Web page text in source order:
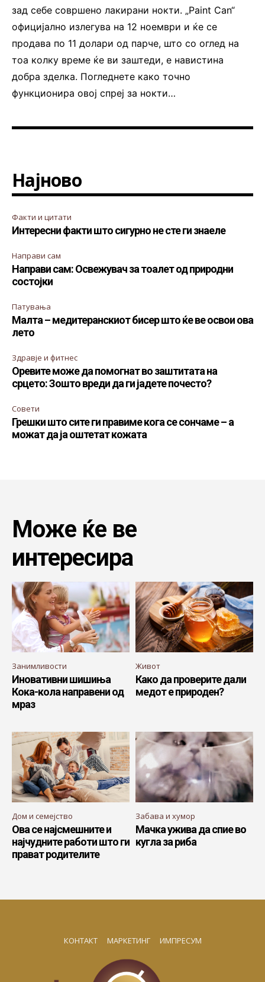
зад себе совршено лакирани нокти. „Paint Can“
официјално излегува на 12 ноември и ќе се
продава по 11 долари од парче, што со оглед на
тоа колку време ќе ви заштеди, е навистина
добра зделка. Погледнете како точно
функционира овој спреј за нокти…
Најново
Факти и цитати
Интересни факти што сигурно не сте ги знаеле
Направи сам
Направи сам: Освежувач за тоалет од природни
состојки
Патувања
Малта – медитеранскиот бисер што ќе ве освои ова
лето
Здравје и фитнес
Оревите може да помогнат во заштитата на
срцето: Зошто вреди да ги јадете почесто?
Совети
Грешки што сите ги правиме кога се сончаме – а
можат да ја оштетат кожата
Може ќе ве
интересира
Занимливости
Иновативни шишиња
Кока-кола направени од
мраз
Живот
Како да проверите дали
медот е природен?
Дом и семејство
Ова се најсмешните и
најчудните работи што ги
прават родителите
Забава и хумор
Мачка ужива да спие во
кугла за риба
КОНТАКТ МАРКЕТИНГ ИМПРЕСУМ